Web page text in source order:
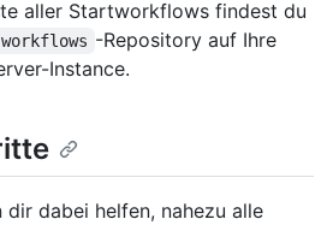
aller Startworkflows findest du
-Repository auf Ihre
Instance.
dabei helfen, nahezu alle